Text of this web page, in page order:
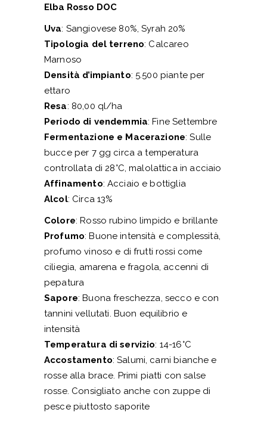
Elba Rosso DOC
Uva: Sangiovese 80%, Syrah 20%
Tipologia del terreno: Calcareo
Marnoso
Densità d’impianto: 5.500 piante per
ettaro
Resa: 80,00 ql/ha
Periodo di vendemmia: Fine Settembre
Fermentazione e Macerazione: Sulle
bucce per 7 gg circa a temperatura
controllata di 28°C, malolattica in acciaio
Affinamento: Acciaio e bottiglia
Alcol: Circa 13%
Colore: Rosso rubino limpido e brillante
Profumo: Buone intensità e complessità,
profumo vinoso e di frutti rossi come
ciliegia, amarena e fragola, accenni di
pepatura
Sapore: Buona freschezza, secco e con
tannini vellutati. Buon equilibrio e
intensità
Temperatura di servizio: 14-16°C
Accostamento: Salumi, carni bianche e
rosse alla brace. Primi piatti con salse
rosse. Consigliato anche con zuppe di
pesce piuttosto saporite